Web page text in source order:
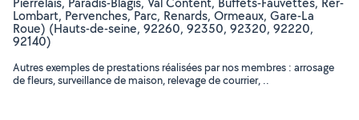
Lombart, Pervenches, Parc, Renards, Ormeaux, Gare-La
Roue) (Hauts-de-seine, 92260, 92350, 92320, 92220,
92140)
Autres exemples de prestations réalisées par nos membres : arrosage
de fleurs, surveillance de maison, relevage de courrier, ..